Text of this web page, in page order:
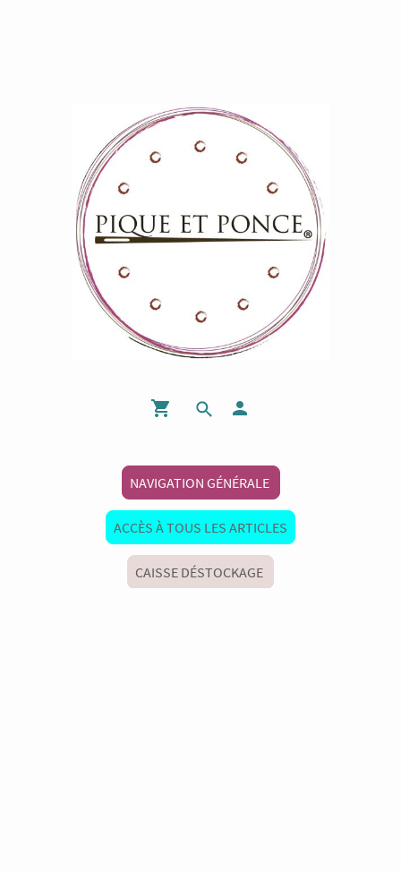
NAVIGATION GÉNÉRALE
ACCÈS À TOUS LES ARTICLES
CAISSE DÉSTOCKAGE